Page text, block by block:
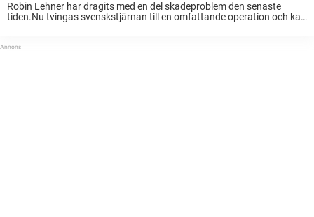
Robin Lehner har dragits med en del skadeproblem den senaste
tiden.Nu tvingas svenskstjärnan till en omfattande operation och kan